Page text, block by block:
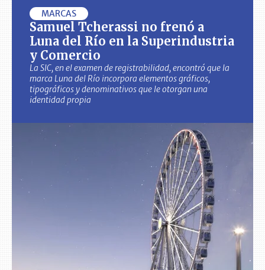
MARCAS
Samuel Tcherassi no frenó a
Luna del Río en la Superindustria
y Comercio
La SIC, en el examen de registrabilidad, encontró que la
marca Luna del Río incorpora elementos gráficos,
tipográficos y denominativos que le otorgan una
identidad propia